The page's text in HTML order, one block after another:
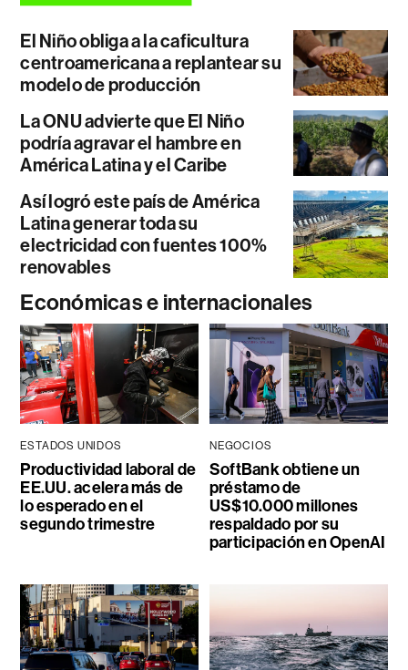
El Niño obliga a la caficultura
centroamericana a replantear su
modelo de producción
La ONU advierte que El Niño
podría agravar el hambre en
América Latina y el Caribe
Así logró este país de América
Latina generar toda su
electricidad con fuentes 100%
renovables
Económicas e internacionales
ESTADOS UNIDOS
Productividad laboral de
EE.UU. acelera más de
lo esperado en el
segundo trimestre
NEGOCIOS
SoftBank obtiene un
préstamo de
US$10.000 millones
respaldado por su
participación en OpenAI